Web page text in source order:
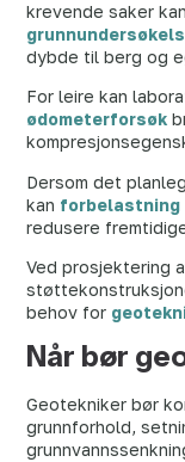
krevende saker
dybde til berg og
For leire kan
ødometerforsøk
Dersom det
kan forbelastning
redusere
Ved prosjektering
behov for
Når bør
Geotekniker bør
grunnforhold,